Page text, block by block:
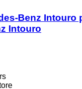
Benz Intouro
Intouro